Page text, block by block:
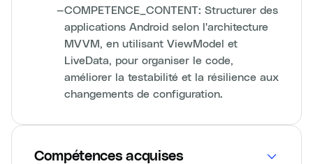
—COMPETENCE_CONTENT: Structurer des
applications Android selon l'architecture
MVVM, en utilisant ViewModel et
LiveData, pour organiser le code,
améliorer la testabilité et la résilience aux
changements de configuration.
Compétences acquises